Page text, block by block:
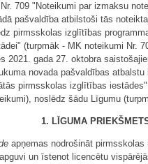
709 "Noteikumi par izmaksu
pašvaldība atbilstoši tās
pirmsskolas izglītības
(turpmāk - MK noteikumi Nr.
2021. gada 27. oktobra
novada pašvaldības atbalstu
pirmsskolas izglītības
noslēdz šādu Līgumu
1. LĪGUMA
apņemas nodrošināt
un īstenot licencētu